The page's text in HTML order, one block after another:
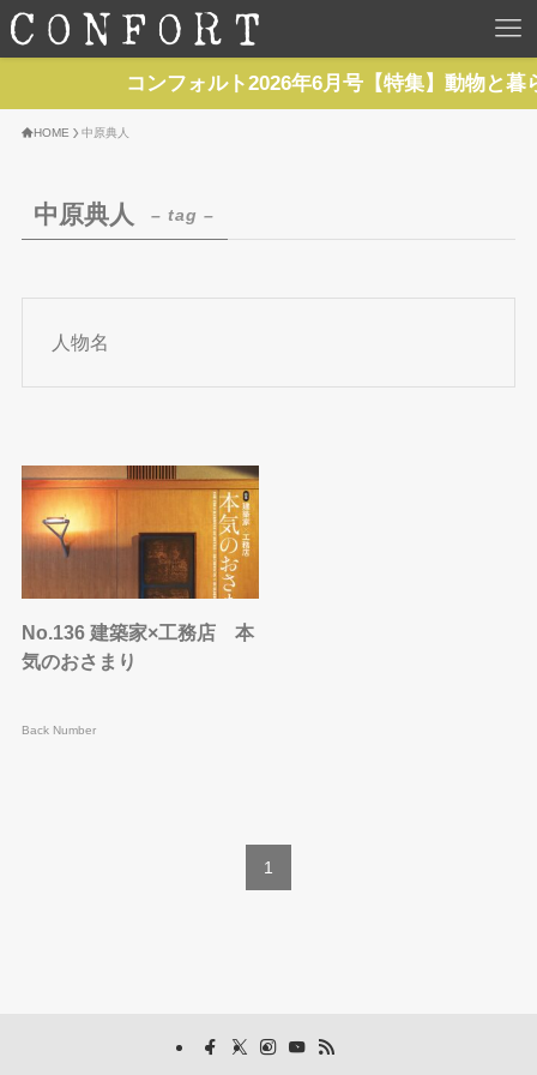
HOME
NEWS
Contact Us
コンフォルト2026年6月号【特集】動物と
HOME 中原典人
中原典人 – tag –
人物名
No.136 建築家×工務店 本
気のおさまり
Back Number
1